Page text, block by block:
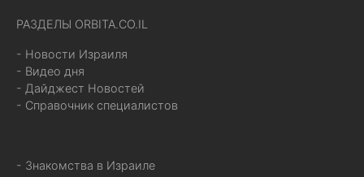
РАЗДЕЛЫ ORBITA.CO.IL
- Новости Израиля
- Видео дня
- Дайджест Новостей
- Справочник специалистов
- Знакомства в Израиле